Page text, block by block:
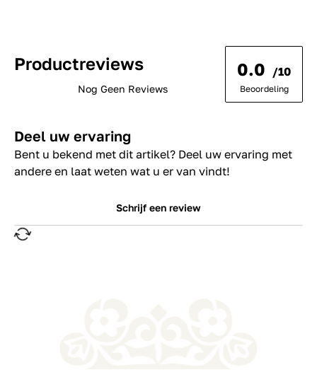
Productreviews
Nog Geen Reviews
0.0 /10
Beoordeling
Deel uw ervaring
Bent u bekend met dit artikel? Deel uw ervaring met
andere en laat weten wat u er van vindt!
Schrijf een review